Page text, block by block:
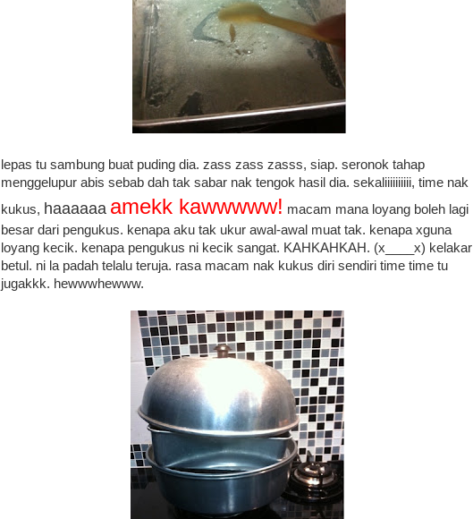
lepas tu sambung buat puding dia. zass zass zasss, siap. seronok tahap
menggelupur abis sebab dah tak sabar nak tengok hasil dia. sekaliiiiiiiiii, time nak
kukus, haaaaaa amekk kawwwww! macam mana loyang boleh lagi
besar dari pengukus. kenapa aku tak ukur awal-awal muat tak. kenapa xguna
loyang kecik. kenapa pengukus ni kecik sangat. KAHKAHKAH. (x____x) kelakar
betul. ni la padah telalu teruja. rasa macam nak kukus diri sendiri time time tu
jugakkk. hewwwhewww.